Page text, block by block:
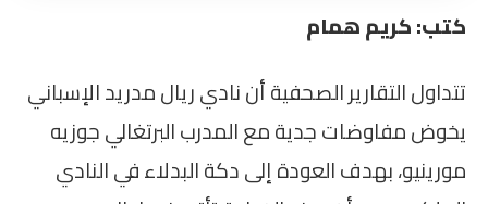
كتب: كريم همام
تتداول التقارير الصحفية أن نادي ريال مدريد الإسباني
يخوض مفاوضات جدية مع المدرب البرتغالي جوزيه
مورينيو، بهدف العودة إلى دكة البدلاء في النادي